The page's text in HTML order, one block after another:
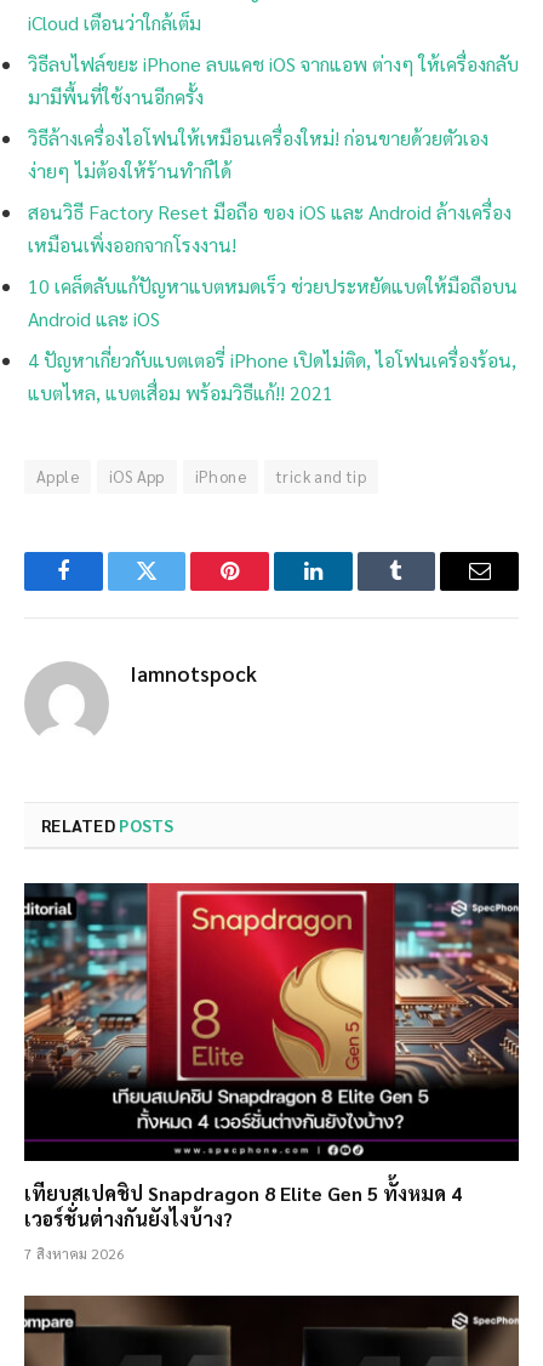
iCloud เตือนว่าใกล้เต็ม
วิธีลบไฟล์ขยะ iPhone ลบแคช iOS จากแอพ ต่างๆ ให้เครื่องกลับ
มามีพื้นที่ใช้งานอีกครั้ง
วิธีล้างเครื่องไอโฟนให้เหมือนเครื่องใหม่! ก่อนขายด้วยตัวเอง
ง่ายๆ ไม่ต้องให้ร้านทำก็ได้
สอนวิธี Factory Reset มือถือ ของ iOS และ Android ล้างเครื่อง
เหมือนเพิ่งออกจากโรงงาน!
10 เคล็ดลับแก้ปัญหาแบตหมดเร็ว ช่วยประหยัดแบตให้มือถือบน
Android และ iOS
4 ปัญหาเกี่ยวกับแบตเตอรี่ iPhone เปิดไม่ติด, ไอโฟนเครื่องร้อน,
แบตไหล, แบตเสื่อม พร้อมวิธีแก้!! 2021
Apple iOS App iPhone trick and tip
FacebookTwitter Pinterest LinkedInTumblr Email
Iamnotspock
RELATED POSTS
เทียบสเปคชิป Snapdragon 8 Elite Gen 5 ทั้งหมด 4
เวอร์ชั่นต่างกันยังไงบ้าง?
7 สิงหาคม 2026